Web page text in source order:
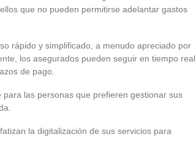
que no pueden permitirse adelantar gastos
rápido y simplificado, a menudo apreciado por
los asegurados pueden seguir en tiempo real
de pago.
las personas que prefieren gestionar sus
la digitalización de sus servicios para